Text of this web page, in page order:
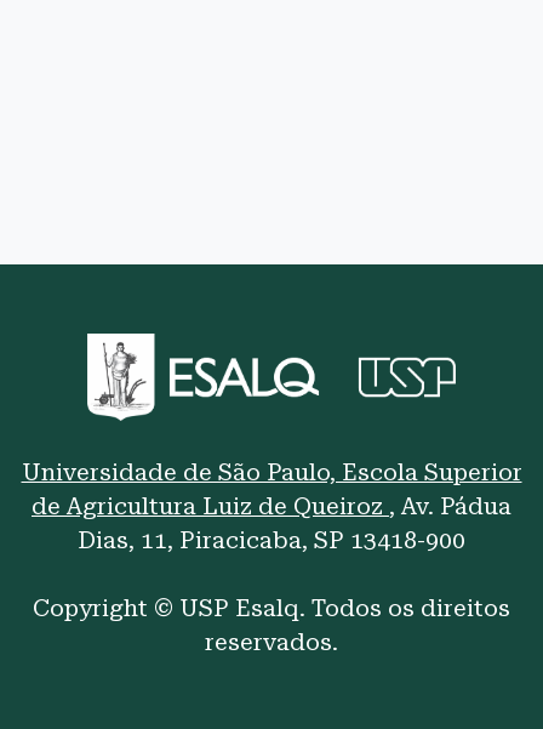
Universidade de São Paulo, Escola Superior
de Agricultura Luiz de Queiroz , Av. Pádua
Dias, 11, Piracicaba, SP 13418-900
Copyright © USP Esalq. Todos os direitos
reservados.